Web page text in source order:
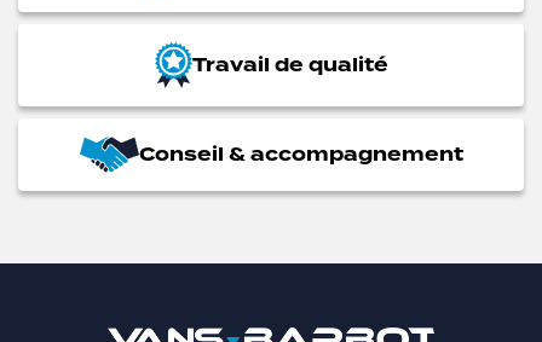
Travail de qualité
Conseil & accompagnement